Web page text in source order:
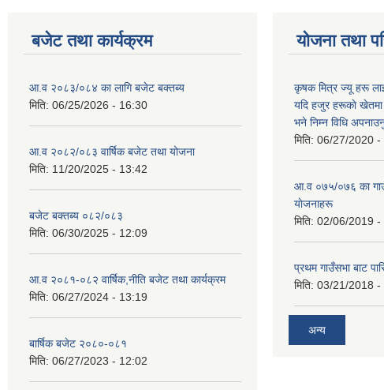
बजेट तथा कार्यक्रम
आ.व २०८३/०८४ का लागि बजेट बक्तब्य
मिति: 06/25/2026 - 16:30
आ.व २०८२/०८३ वार्षिक बजेट तथा योजना
मिति: 11/20/2025 - 13:42
बजेट बक्तब्य ०८२/०८३
मिति: 06/30/2025 - 12:09
आ.व २०८१-०८२ वार्षिक,नीति बजेट तथा कार्यक्रम
मिति: 06/27/2024 - 13:19
बार्षिक बजेट २०८०-०८१
मिति: 06/27/2023 - 12:02
योजना तथा
कृषक मित्र ज्यू हरू
यदि हजुर हरूकाे
भने निम्न विधि
मिति: 06/27/2020 -
आ‍.व ०७५/०७६ का
याेजनाहरू
मिति: 02/06/2019 -
प्रथम गाउँसभा बाट
मिति: 03/21/2018 -
अन्य